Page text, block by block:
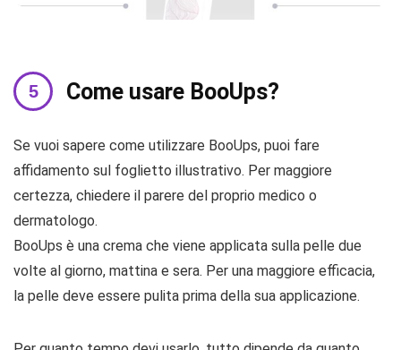
Come usare BooUps?
Se vuoi sapere come utilizzare BooUps, puoi fare
affidamento sul foglietto illustrativo. Per maggiore
certezza, chiedere il parere del proprio medico o
dermatologo.
BooUps è una crema che viene applicata sulla pelle due
volte al giorno, mattina e sera. Per una maggiore efficacia,
la pelle deve essere pulita prima della sua applicazione.